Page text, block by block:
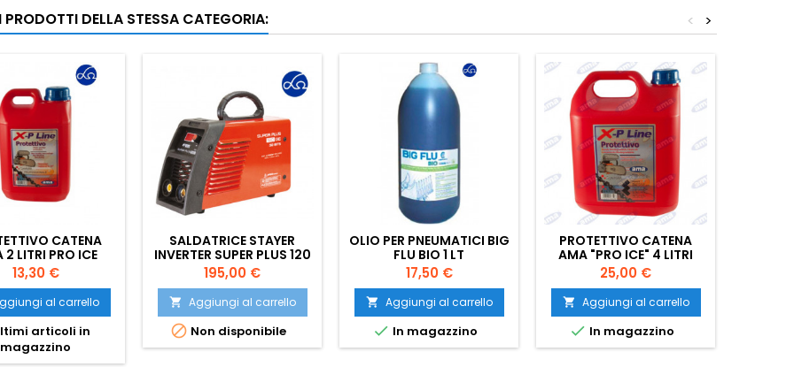
PRODOTTI DELLA STESSA CATEGORIA: >
<
CATENA
2 LITRI PRO ICE
Prezzo
13,30 €
al carrello
articoli in
magazzino
SALDATRICE STAYER
INVERTER SUPER PLUS 120
GE K
Prezzo
195,00 €
 Aggiungi al carrello
 Non disponibile
OLIO PER PNEUMATICI BIG
FLU BIO 1 LT
Prezzo
17,50 €
 Aggiungi al carrello
 In magazzino
PROTETTIVO CATENA
AMA "PRO ICE" 4 LITRI
Prezzo
25,00 €
 Aggiungi al carrello
 In magazzino